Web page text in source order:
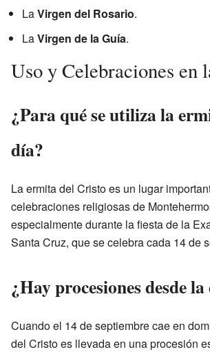
LaVirgen del Rosario.
LaVirgen de la Guía.
Uso y Celebraciones en
¿Para qué se utiliza la
día?
La ermita del Cristo es un lugar
celebraciones religiosas de
especialmente durante la fiesta de la
Santa Cruz, que se celebra cada 14 de
¿Hay procesiones desde
Cuando el 14 de septiembre cae en
del Cristo es llevada en una procesión